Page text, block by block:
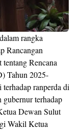
rangka
Rancangan
Rencana
Tahun 2025-
ranperda di
gubernur terhadap
Dewan Sulut
Wakil Ketua